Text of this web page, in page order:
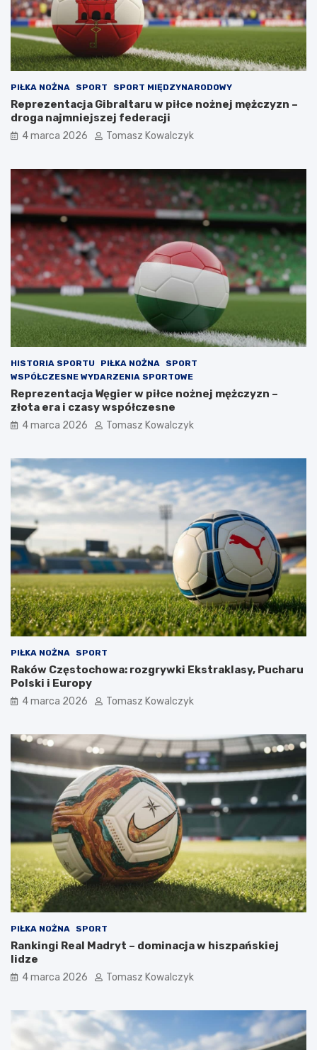
PIŁKA NOŻNA SPORT SPORT MIĘDZYNARODOWY
Reprezentacja Gibraltaru w piłce nożnej mężczyzn –
droga najmniejszej federacji
4 marca 2026 Tomasz Kowalczyk
HISTORIA SPORTU PIŁKA NOŻNA
SPORT
WSPÓŁCZESNE WYDARZENIA SPORTOWE
Reprezentacja Węgier w piłce nożnej mężczyzn –
złota era i czasy współczesne
4 marca 2026 Tomasz Kowalczyk
PIŁKA NOŻNA SPORT
Raków Częstochowa: rozgrywki Ekstraklasy, Pucharu
Polski i Europy
4 marca 2026 Tomasz Kowalczyk
PIŁKA NOŻNA SPORT
Rankingi Real Madryt – dominacja w hiszpańskiej
lidze
4 marca 2026 Tomasz Kowalczyk